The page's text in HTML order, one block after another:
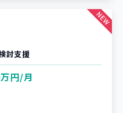
討支援
円/月